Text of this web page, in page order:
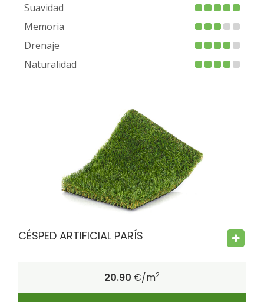
Suavidad
Memoria
Drenaje
Naturalidad
FIRE PROOF CHILD SAFE BACTERIA FREE
CÉSPED ARTIFICIAL PARÍS
20.90 €/m2